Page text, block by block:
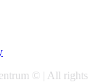
© | All rights